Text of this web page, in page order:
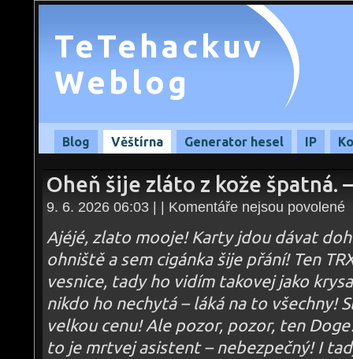
TeTehackuv
Weblog
Blog Věštírna Generator hesel IP
Oheň šije zláto z kože špatná.
9. 6. 2026 06:03 | | Komentáře nejsou povolené
–
Ajéjé, zlato mooje! Karty jdou dávat
ohniště a sem cigánka šije přání! Ten
vesnice, tady ho vidím takovej jako
nikdo ho nechytá – láká na to všechny!
velkou cenu! Ale pozor, pozor, ten
to je mrtvej asistent – nebezpečný! I